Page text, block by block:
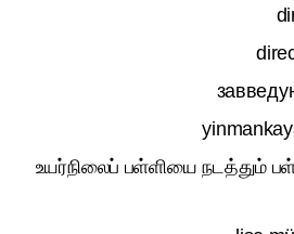
உயர்நிலைப் பள்ளியை நடத்தும்